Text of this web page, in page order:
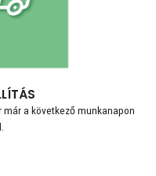
a következő munkanapon